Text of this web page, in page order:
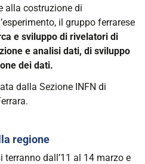
alla costruzione di
il gruppo ferrarese
e sviluppo di rivelatori di
e analisi dati, di sviluppo
dei dati.
dalla Sezione INFN di
regione
terranno dall’11 al 14 marzo e